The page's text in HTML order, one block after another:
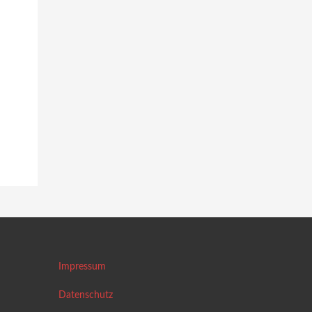
Impressum
Datenschutz